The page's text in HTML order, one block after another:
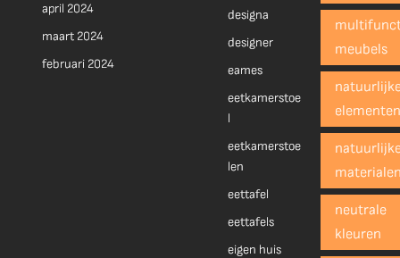
april 2024
maart 2024
februari 2024
designa
designer
eames
eetkamerstoe
l
eetkamerstoe
len
eettafel
eettafels
eigen huis
meubels
neutrale
kleuren